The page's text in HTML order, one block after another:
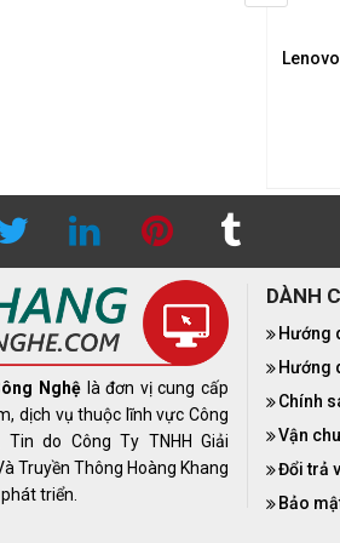
Nghệ là đơn vị cung cấp
dịch vụ thuộc lĩnh vực Công
Tin do Công Ty TNHH Giải
Truyền Thông Hoàng Khang
triển.
DÀNH
Hướng
Hướng
Chính
Vận
Đổi trả
Bảo